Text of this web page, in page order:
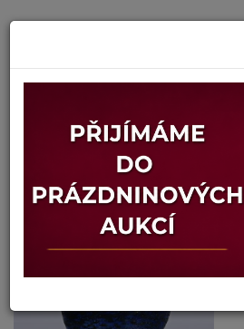
Autor:Milan Vobruba
SIGNOVÁNO/DATOVÁNO
Dosažená cena:500 Kč
Vyvolávací cena: 500 Kč
Konec dražby:09.06.2026 20:10 SELČ